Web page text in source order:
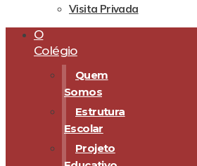
Visita Privada
O
Colégio
Quem
Somos
Estrutura
Escolar
Projeto